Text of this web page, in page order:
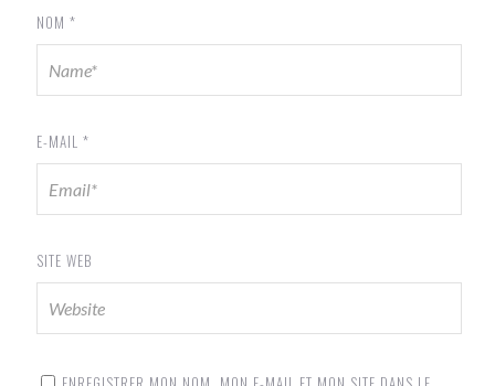
NOM *
E-MAIL *
SITE WEB